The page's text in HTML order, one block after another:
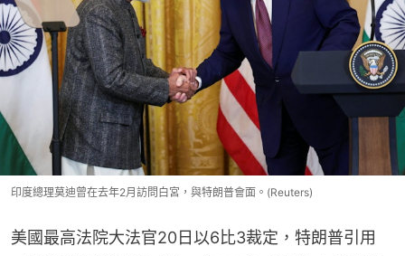
印度總理莫迪曾在去年2月訪問白宮，與特朗普會面。(Reuters)
美國最高法院大法官20日以6比3裁定，特朗普引用